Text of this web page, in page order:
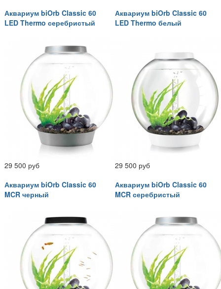
Аквариум biOrb Classic 60
LED Thermo серебристый
29 500 руб
Аквариум biOrb Classic 60
LED Thermo белый
29 500 руб
Аквариум biOrb Classic 60
MCR черный
Аквариум biOrb Classic 60
MCR серебристый